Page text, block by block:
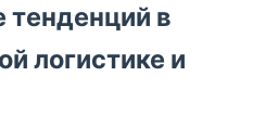
в
логистике и